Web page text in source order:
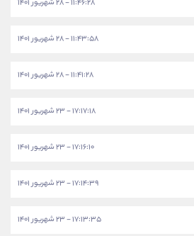
۱۱:۴۶:۲۸ - ۲۸ شهریور ۱۴۰۱
۱۱:۴۳:۵۸ - ۲۸ شهریور ۱۴۰۱
۱۱:۴۱:۲۸ - ۲۸ شهریور ۱۴۰۱
۱۷:۱۷:۱۸ - ۲۳ شهریور ۱۴۰۱
۱۷:۱۶:۱۰ - ۲۳ شهریور ۱۴۰۱
۱۷:۱۴:۳۹ - ۲۳ شهریور ۱۴۰۱
۱۷:۱۳:۳۵ - ۲۳ شهریور ۱۴۰۱